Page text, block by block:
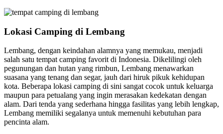
Lokasi Camping di Lembang
Lembang, dengan keindahan alamnya yang memukau, menjadi
salah satu tempat camping favorit di Indonesia. Dikelilingi oleh
pegunungan dan hutan yang rimbun, Lembang menawarkan
suasana yang tenang dan segar, jauh dari hiruk pikuk kehidupan
kota. Beberapa lokasi camping di sini sangat cocok untuk keluarga
maupun para petualang yang ingin merasakan kedekatan dengan
alam. Dari tenda yang sederhana hingga fasilitas yang lebih lengkap,
Lembang memiliki segalanya untuk memenuhi kebutuhan para
pencinta alam.